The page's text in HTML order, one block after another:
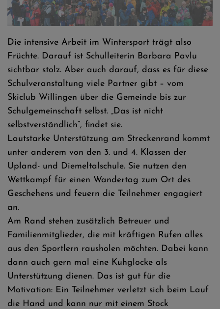
Die Teilnehmer sind voller Vorfreude auf die Siegerehrung - Fotos ©
Jan Simon Schäfer
Die intensive Arbeit im Wintersport trägt also
Früchte. Darauf ist Schulleiterin Barbara Pavlu
sichtbar stolz. Aber auch darauf, dass es für diese
Schulveranstaltung viele Partner gibt – vom
Skiclub Willingen über die Gemeinde bis zur
Schulgemeinschaft selbst. „Das ist nicht
selbstverständlich“, findet sie.
Lautstarke Unterstützung am Streckenrand kommt
unter anderem von den 3. und 4. Klassen der
Upland- und Diemeltalschule. Sie nutzen den
Wettkampf für einen Wandertag zum Ort des
Geschehens und feuern die Teilnehmer engagiert
an.
Am Rand stehen zusätzlich Betreuer und
Familienmitglieder, die mit kräftigen Rufen alles
aus den Sportlern rausholen möchten. Dabei kann
dann auch gern mal eine Kuhglocke als
Unterstützung dienen. Das ist gut für die
Motivation: Ein Teilnehmer verletzt sich beim Lauf
die Hand und kann nur mit einem Stock